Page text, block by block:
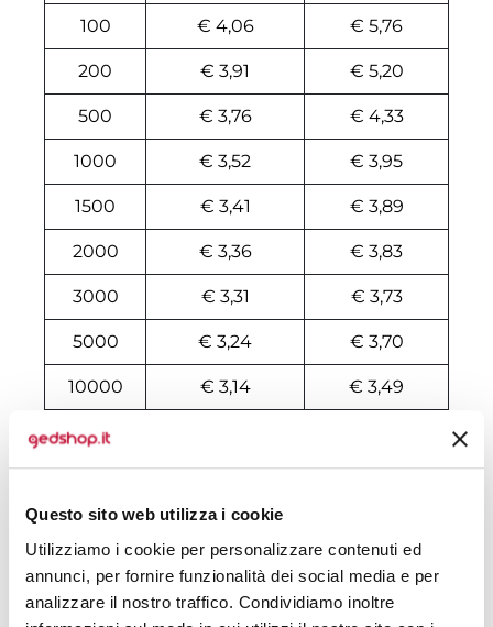
Questo sito web utilizza i cookie
Utilizziamo i cookie per personalizzare contenuti ed
annunci, per fornire funzionalità dei social media e per
analizzare il nostro traffico. Condividiamo inoltre
100 € 4,06 € 5,76
200 € 3,91 € 5,20
500 € 3,76 € 4,33
1000 € 3,52 € 3,95
1500 € 3,41 € 3,89
2000 € 3,36 € 3,83
3000 € 3,31 € 3,73
5000 € 3,24 € 3,70
10000 € 3,14 € 3,49
Tecniche di stampa
Area di personalizzazione
Domande e risposte